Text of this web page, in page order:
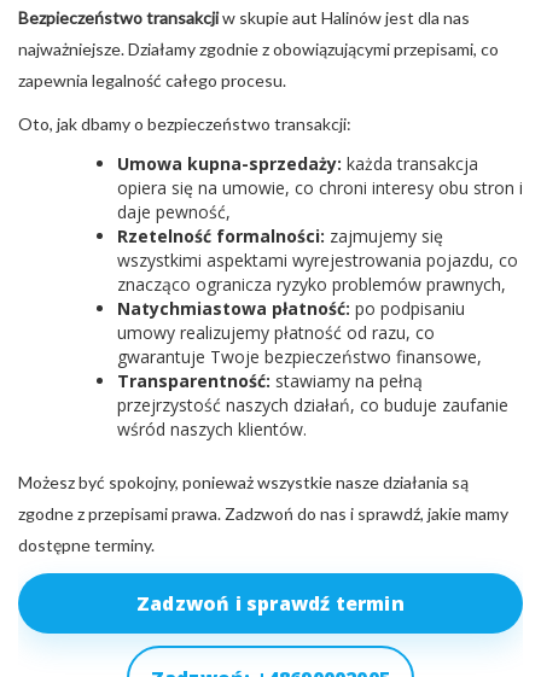
Bezpieczeństwo transakcjiw skupie aut Halinów jest dla nas
najważniejsze. Działamy zgodnie z obowiązującymi przepisami, co
zapewnia legalność całego procesu.
Oto, jak dbamy o bezpieczeństwo transakcji:
Umowa kupna-sprzedaży: każda transakcja
opiera się na umowie, co chroni interesy obu stron i
daje pewność,
Rzetelność formalności: zajmujemy się
wszystkimi aspektami wyrejestrowania pojazdu, co
znacząco ogranicza ryzyko problemów prawnych,
Natychmiastowa płatność: po podpisaniu
umowy realizujemy płatność od razu, co
gwarantuje Twoje bezpieczeństwo finansowe,
Transparentność: stawiamy na pełną
przejrzystość naszych działań, co buduje zaufanie
wśród naszych klientów.
Możesz być spokojny, ponieważ wszystkie nasze działania są
zgodne z przepisami prawa. Zadzwoń do nas i sprawdź, jakie mamy
dostępne terminy.
Zadzwoń i sprawdź termin